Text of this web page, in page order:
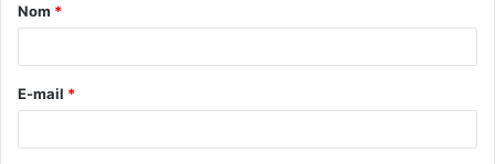
a
e
*
Nom *
E-mail *